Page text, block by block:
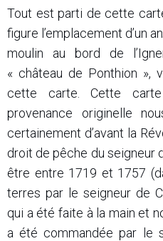
Tout est parti de cette
figure l’emplacement d’un
moulin au bord de
« château de Ponthion »,
cette carte. Cette
provenance originelle
certainement d’avant la
droit de pêche du seigneur
être entre 1719 et 1757
terres par le seigneur de
qui a été faite à la main et
a été commandée par le